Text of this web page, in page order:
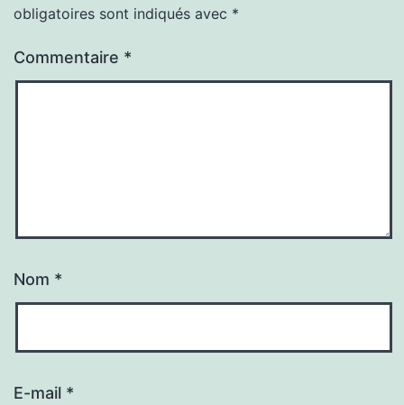
obligatoires sont indiqués avec *
Commentaire *
Nom *
E-mail *